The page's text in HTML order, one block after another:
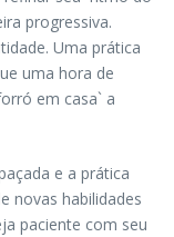
progressiva.
Uma prática
uma hora de
em casa` a
e a prática
novas habilidades
paciente com seu